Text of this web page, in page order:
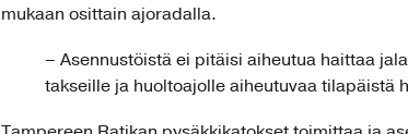
mukaan osittain ajoradalla.
– Asennustöistä ei pitäisi aiheutua haittaa
takseille ja huoltoajolle aiheutuvaa tilapäistä